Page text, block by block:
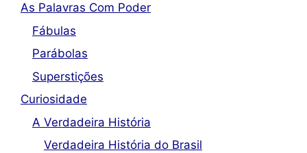
As Palavras Com Poder
Fábulas
Parábolas
Superstições
Curiosidade
A Verdadeira História
Verdadeira História do Brasil